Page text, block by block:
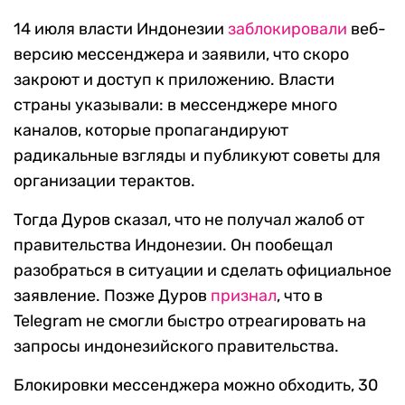
14 июля власти Индонезии заблокировали веб-
версию мессенджера и заявили, что скоро
закроют и доступ к приложению. Власти
страны указывали: в мессенджере много
каналов, которые пропагандируют
радикальные взгляды и публикуют советы для
организации терактов.
Тогда Дуров сказал, что не получал жалоб от
правительства Индонезии. Он пообещал
разобраться в ситуации и сделать официальное
заявление. Позже Дуров признал, что в
Telegram не смогли быстро отреагировать на
запросы индонезийского правительства.
Блокировки мессенджера можно обходить, 30